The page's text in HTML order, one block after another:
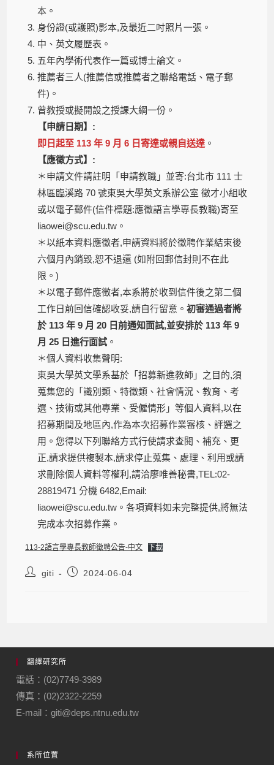
本。
身份證(或護照)影本,及最近二吋照片一張。
中、英文履歷表。
五年內學術代表作一篇或博士論文。
推薦者三人(推薦信或推薦者之聯絡電話、電子郵
件)。
曾教授或擬開設之授課大綱一份。
【申請日期】:
即日起至 113 年 9 月 6 日寄達或親自送達 。
【應徵方式】:
＊申請文件請註明「申請教職」並寄:台北市 111 士
林區臨溪路 70 號東吳大學英文系辦公室 徵才小組收
或以電子郵件(信件標題:應徵語言學專長教職)寄至
liaowei@scu.edu.tw。
＊以紙本資料應徵者,申請資料將於徵聘作業結束後
六個月內銷毀,恕不退還 (如附回郵信封則不在此
限。)
＊以電子郵件應徵者,本系將於收到信件後之第二個
工作日前回信確認收妥,請自行留意。初審通過者將
於 113 年 9 月 20 日前通知面試,並安排於 113 年 9
月 25 日進行面試 。
＊個人資料收集聲明:
東吳大學英文學系基於「招募新進教師」之目的,須
蒐集您的「識別類、特徵類、社會情況、教育、考
選、技術或其他專業、受僱情形」等個人資料,以在
招募期間及地區內,作為本次招募作業審核、評選之
用。您得以下列聯絡方式行使請求查閱、補充、更
正,請求提供複製本,請求停止蒐集、處理、利用或請
求刪除個人資料等權利,請洽廖唯善秘書,TEL:02-
28819471 分機 6482,Email:
liaowei@scu.edu.tw。各項資料如未完整提供,將無法
完成本次招募作業。
113-2語言學專長教師徵聘公告-中文 下載
giti 2024-06-04
翻譯研究所
電話：(02)7749-3989
傳真：(02)2322-2259
E-mail：giti@deps.ntnu.edu.tw
系所位置